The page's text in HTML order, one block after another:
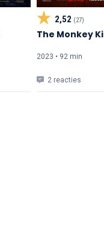
2,52 (27)
The Monkey
2023 • 92 min
2 reacties